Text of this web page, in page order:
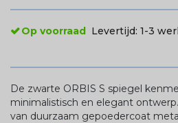
Op voorraad Levertijd: 1-3
De zwarte ORBIS S spiegel
minimalistisch en elegant
van duurzaam gepoedercoat